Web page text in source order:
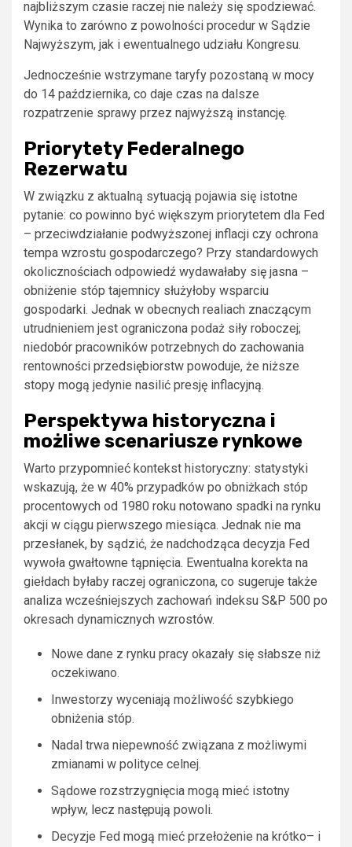
najbliższym czasie raczej nie należy się spodziewać.
Wynika to zarówno z powolności procedur w Sądzie
Najwyższym, jak i ewentualnego udziału Kongresu.
Jednocześnie wstrzymane taryfy pozostaną w mocy
do 14 października, co daje czas na dalsze
rozpatrzenie sprawy przez najwyższą instancję.
Priorytety Federalnego
Rezerwatu
W związku z aktualną sytuacją pojawia się istotne
pytanie: co powinno być większym priorytetem dla Fed
– przeciwdziałanie podwyższonej inflacji czy ochrona
tempa wzrostu gospodarczego? Przy standardowych
okolicznościach odpowiedź wydawałaby się jasna –
obniżenie stóp tajemnicy służyłoby wsparciu
gospodarki. Jednak w obecnych realiach znaczącym
utrudnieniem jest ograniczona podaż siły roboczej;
niedobór pracowników potrzebnych do zachowania
rentowności przedsiębiorstw powoduje, że niższe
stopy mogą jedynie nasilić presję inflacyjną.
Perspektywa historyczna i
możliwe scenariusze rynkowe
Warto przypomnieć kontekst historyczny: statystyki
wskazują, że w 40% przypadków po obniżkach stóp
procentowych od 1980 roku notowano spadki na rynku
akcji w ciągu pierwszego miesiąca. Jednak nie ma
przesłanek, by sądzić, że nadchodząca decyzja Fed
wywoła gwałtowne tąpnięcia. Ewentualna korekta na
giełdach byłaby raczej ograniczona, co sugeruje także
analiza wcześniejszych zachowań indeksu S&P 500 po
okresach dynamicznych wzrostów.
Nowe dane z rynku pracy okazały się słabsze niż
oczekiwano.
Inwestorzy wyceniają możliwość szybkiego
obniżenia stóp.
Nadal trwa niepewność związana z możliwymi
zmianami w polityce celnej.
Sądowe rozstrzygnięcia mogą mieć istotny
wpływ, lecz następują powoli.
Decyzje Fed mogą mieć przełożenie na krótko– i